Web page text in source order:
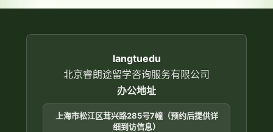
8% to 9%.
Summarise the information by
selecting and reporting the main
features, and make comparisons
where relevant.
langtuedu
北京睿朗途留学咨询服务有限公司
办公地址
上海市松江区茸兴路285号7幢（预约后提供详
细到访信息）